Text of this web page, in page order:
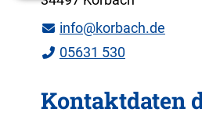
info@korbach.de
05631 530
Kontaktdaten